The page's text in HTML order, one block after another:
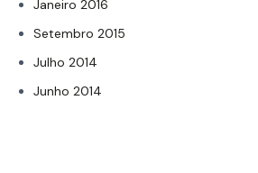
Janeiro 2016
Setembro 2015
Julho 2014
Junho 2014